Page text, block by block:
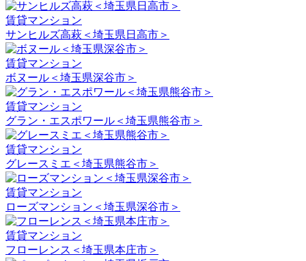
賃貸マンション
サンヒルズ高萩＜埼玉県日高市＞
賃貸マンション
ボヌール＜埼玉県深谷市＞
賃貸マンション
グラン・エスポワール＜埼玉県熊谷市＞
賃貸マンション
グレースミエ＜埼玉県熊谷市＞
賃貸マンション
ローズマンション＜埼玉県深谷市＞
賃貸マンション
フローレンス＜埼玉県本庄市＞